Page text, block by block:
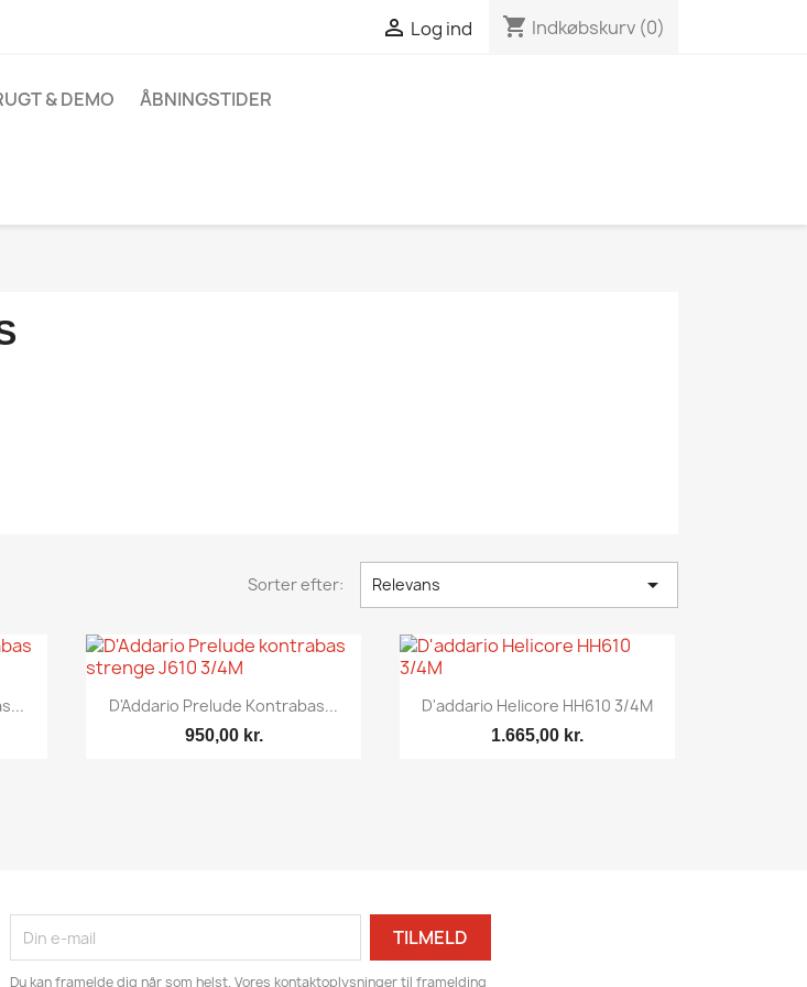
 Log ind shopping_cart Indkøbskurv (0)
& DEMO ÅBNINGSTIDER
Sorter efter: Relevans 
Vis her
D'Addario Prelude Kontrabas...
950,00 kr.
Vis her
D'addario Helicore HH610 3/4M
1.665,00 kr.
Du kan framelde dig når som helst. Vores kontaktoplysninger til framelding